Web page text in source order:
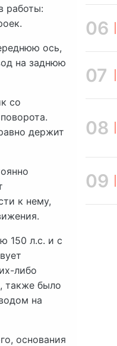
работы:
ось,
на заднюю
со
держит
к нему,
150 л.с. и с
либо
также было
на
основания